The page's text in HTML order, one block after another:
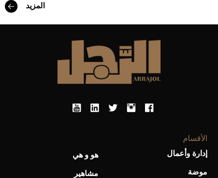
المزيد
الأقسام
إدارة وأعمال
موضة
هو و هي
مشاهير